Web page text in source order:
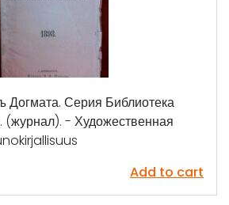
Догмата. Серия Библиотека
(журнал). - Художественная
Add to cart